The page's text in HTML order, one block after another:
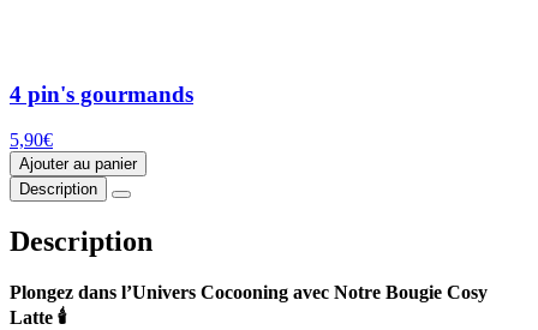
4 pin's gourmands
5,90€
Ajouter au panier
Description
Description
Plongez dans l’Univers Cocooning avec Notre Bougie Cosy
Latte 🕯️